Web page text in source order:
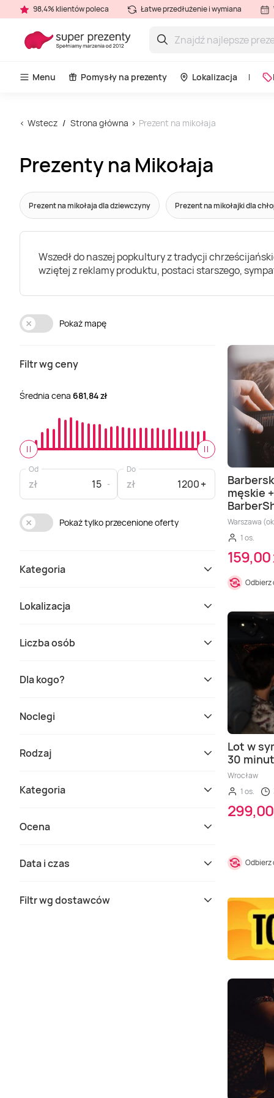
98,4% klientów poleca Łatwe przedłużenie i wymiana
Menu Pomysły na prezenty Lokalizacja
Wstecz Strona główna Prezent na mikołaja
Prezenty na Mikołaja
Prezent na mikołaja dla dziewczyny Prezent na mikołajki dla
Wszedł do naszej popkultury z tradycji
wziętej z reklamy produktu, postaci starszego,
Pokaż mapę
Filtr wg ceny
Średnia cena 681,84 zł
Od
zł
Do
zł
Pokaż tylko przecenione oferty
Kategoria
Lokalizacja
Liczba osób
Dla kogo?
Noclegi
Rodzaj
Kategoria
Ocena
Data i czas
Filtr wg dostawców
męskie
Warszawa
1 os.
159,00
Odbierz
Lot w
30
Wrocław
1 os.
299,00
Odbierz